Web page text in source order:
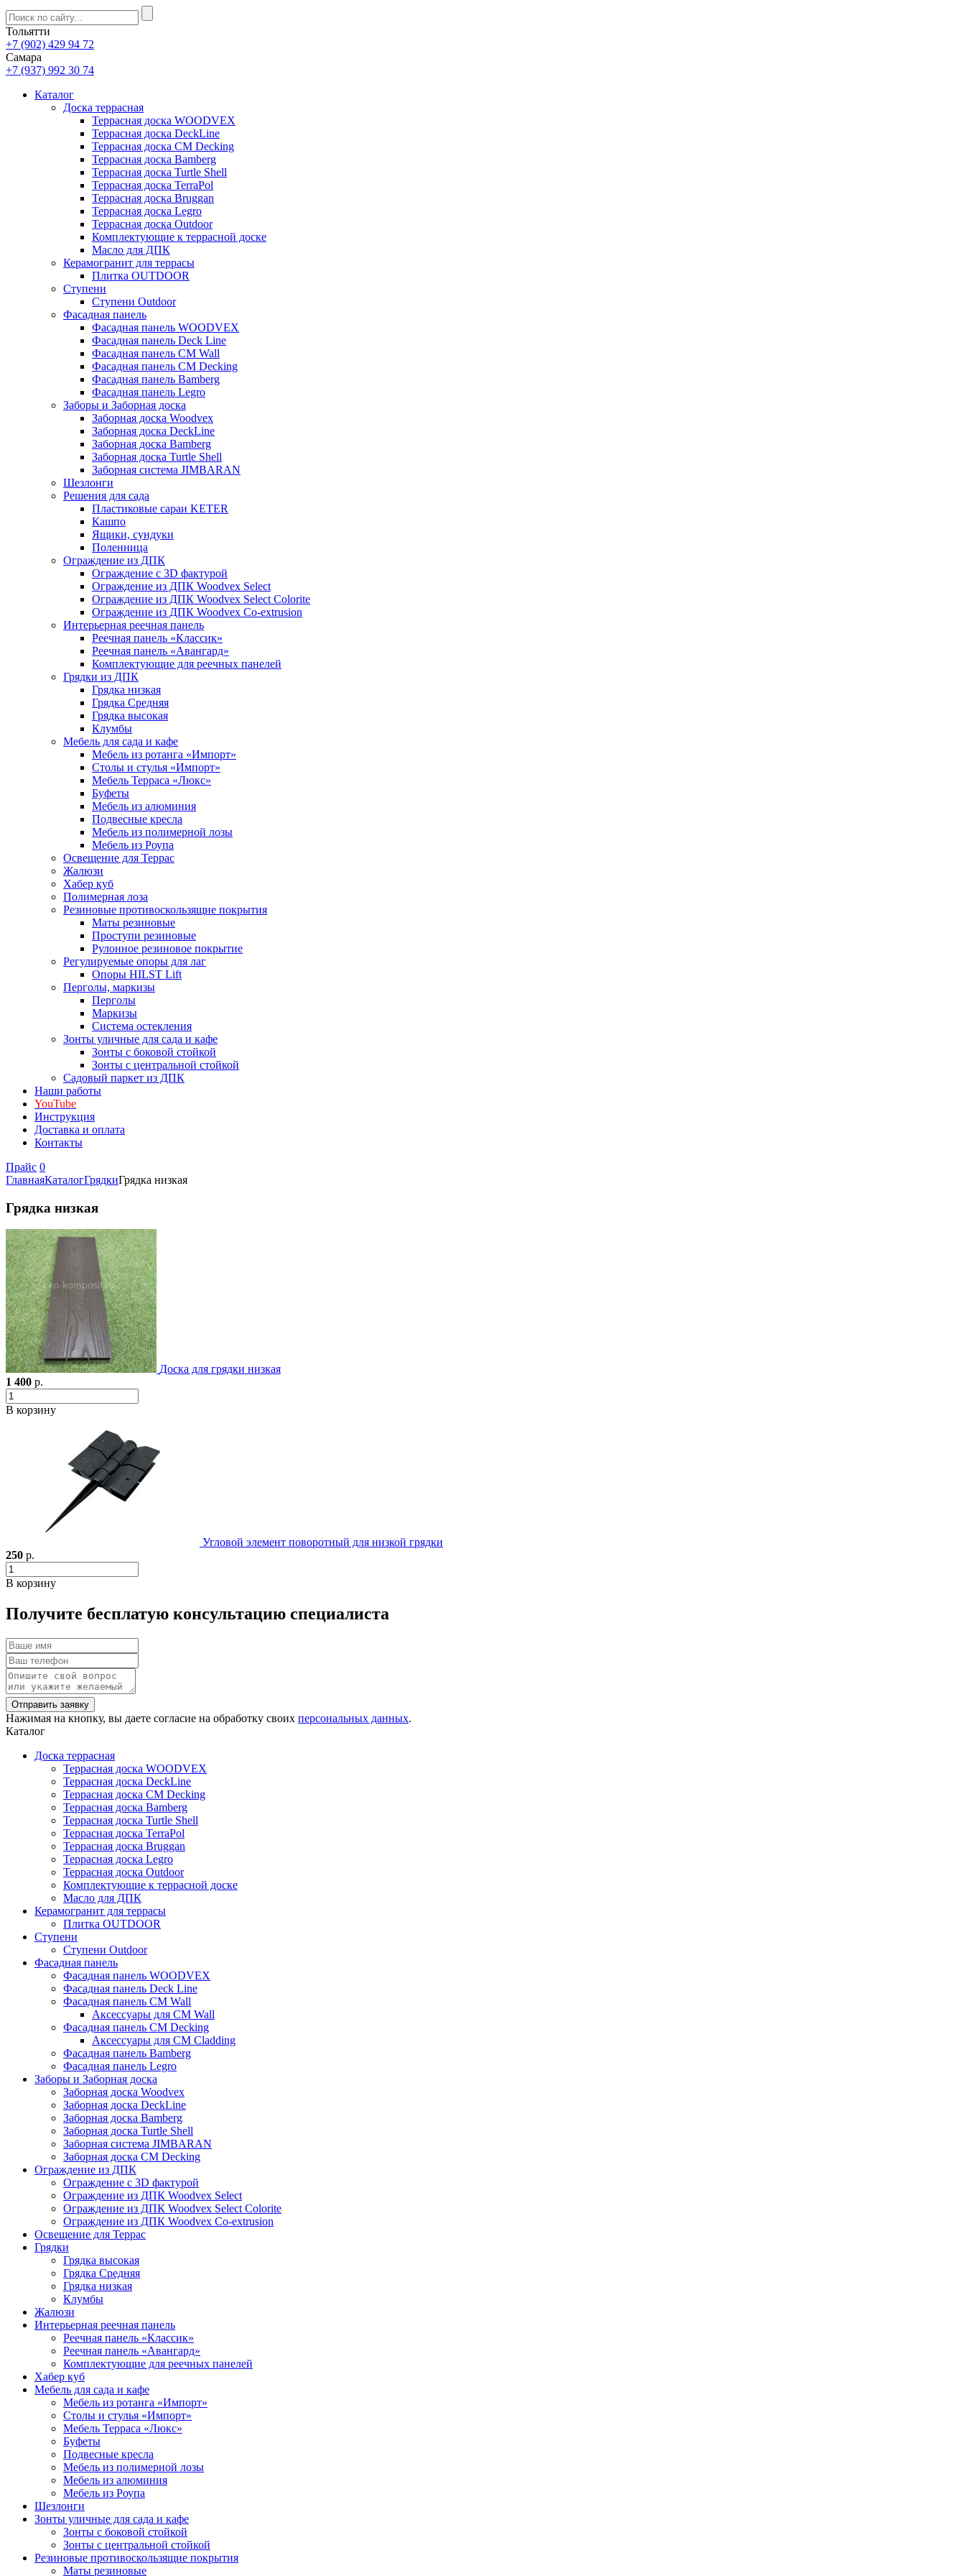
Тольятти
+7 (902) 429 94 72
Самара
+7 (937) 992 30 74
Каталог
Доска террасная
Террасная доска WOODVEX
Террасная доска DeckLine
Террасная доска CM Decking
Террасная доска Bamberg
Террасная доска Turtle Shell
Террасная доска TerraPol
Террасная доска Bruggan
Террасная доска Legro
Террасная доска Outdoor
Комплектующие к террасной доске
Масло для ДПК
Керамогранит для террасы
Плитка OUTDOOR
Ступени
Ступени Outdoor
Фасадная панель
Фасадная панель WOODVEX
Фасадная панель Deck Line
Фасадная панель CM Wall
Фасадная панель CM Decking
Фасадная панель Bamberg
Фасадная панель Legro
Заборы и Заборная доска
Заборная доска Woodvex
Заборная доска DeckLine
Заборная доска Bamberg
Заборная доска Turtle Shell
Заборная система JIMBARAN
Шезлонги
Решения для сада
Пластиковые сараи KETER
Кашпо
Ящики, сундуки
Поленница
Ограждение из ДПК
Ограждение с 3D фактурой
Ограждение из ДПК Woodvex Select
Ограждение из ДПК Woodvex Select Colorite
Ограждение из ДПК Woodvex Co-extrusion
Интерьерная реечная панель
Реечная панель «Классик»
Реечная панель «Авангард»
Комплектующие для реечных панелей
Грядки из ДПК
Грядка низкая
Грядка Средняя
Грядка высокая
Клумбы
Мебель для сада и кафе
Мебель из ротанга «Импорт»
Столы и стулья «Импорт»
Мебель Терраса «Люкс»
Буфеты
Мебель из алюминия
Подвесные кресла
Мебель из полимерной лозы
Мебель из Роупа
Освещение для Террас
Жалюзи
Хабер куб
Полимерная лоза
Резиновые противоскользящие покрытия
Маты резиновые
Проступи резиновые
Рулонное резиновое покрытие
Регулируемые опоры для лаг
Опоры HILST Lift
Перголы, маркизы
Перголы
Маркизы
Система остекления
Зонты уличные для сада и кафе
Зонты с боковой стойкой
Зонты с центральной стойкой
Садовый паркет из ДПК
Наши работы
YouTube
Инструкция
Доставка и оплата
Контакты
Прайс 0
ГлавнаяКаталогГрядкиГрядка низкая
Грядка низкая
Доска для грядки низкая
1 400 р.
В корзину
Угловой элемент поворотный для низкой грядки
250 р.
В корзину
Получите бесплатую консультацию специалиста
Нажимая на кнопку, вы даете согласие на обработку своих персональных данных.
Каталог
Доска террасная
Террасная доска WOODVEX
Террасная доска DeckLine
Террасная доска CM Decking
Террасная доска Bamberg
Террасная доска Turtle Shell
Террасная доска TerraPol
Террасная доска Bruggan
Террасная доска Legro
Террасная доска Outdoor
Комплектующие к террасной доске
Масло для ДПК
Керамогранит для террасы
Плитка OUTDOOR
Ступени
Ступени Outdoor
Фасадная панель
Фасадная панель WOODVEX
Фасадная панель Deck Line
Фасадная панель CM Wall
Аксессуары для CM Wall
Фасадная панель CM Decking
Аксессуары для CM Cladding
Фасадная панель Bamberg
Фасадная панель Legro
Заборы и Заборная доска
Заборная доска Woodvex
Заборная доска DeckLine
Заборная доска Bamberg
Заборная доска Turtle Shell
Заборная система JIMBARAN
Заборная доска CM Decking
Ограждение из ДПК
Ограждение с 3D фактурой
Ограждение из ДПК Woodvex Select
Ограждение из ДПК Woodvex Select Colorite
Ограждение из ДПК Woodvex Co-extrusion
Освещение для Террас
Грядки
Грядка высокая
Грядка Средняя
Грядка низкая
Клумбы
Жалюзи
Интерьерная реечная панель
Реечная панель «Классик»
Реечная панель «Авангард»
Комплектующие для реечных панелей
Хабер куб
Мебель для сада и кафе
Мебель из ротанга «Импорт»
Столы и стулья «Импорт»
Мебель Терраса «Люкс»
Буфеты
Подвесные кресла
Мебель из полимерной лозы
Мебель из алюминия
Мебель из Роупа
Шезлонги
Зонты уличные для сада и кафе
Зонты с боковой стойкой
Зонты с центральной стойкой
Резиновые противоскользящие покрытия
Маты резиновые